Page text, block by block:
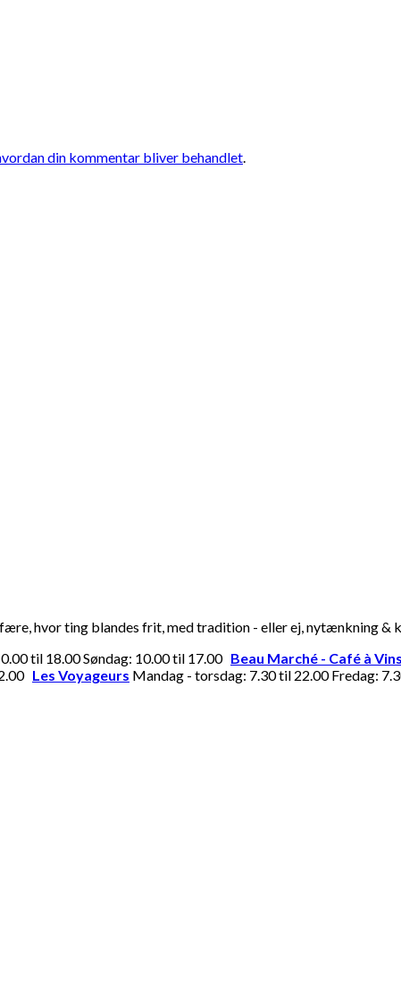
din kommentar bliver behandlet.
hvor ting blandes frit, med tradition - eller ej, nytænkning &
til 18.00 Søndag: 10.00 til 17.00 Beau Marché - Café à Vins
Les Voyageurs Mandag - torsdag: 7.30 til 22.00 Fredag: